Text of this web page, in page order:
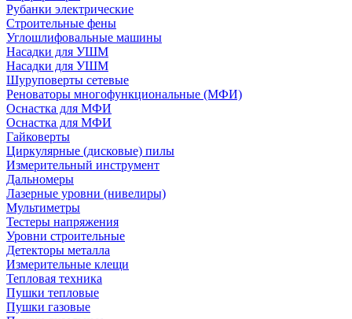
Рубанки электрические
Строительные фены
Углошлифовальные машины
Насадки для УШМ
Насадки для УШМ
Шуруповерты сетевые
Реноваторы многофункциональные (МФИ)
Оснастка для МФИ
Оснастка для МФИ
Гайковерты
Циркулярные (дисковые) пилы
Измерительный инструмент
Дальномеры
Лазерные уровни (нивелиры)
Мультиметры
Тестеры напряжения
Уровни строительные
Детекторы металла
Измерительные клещи
Тепловая техника
Пушки тепловые
Пушки газовые